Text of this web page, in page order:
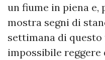
un fiume in piena e,
mostra segni di
settimana di questo
impossibile